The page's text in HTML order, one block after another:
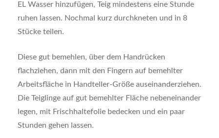
EL Wasser hinzufügen, Teig mindestens eine Stunde
ruhen lassen. Nochmal kurz durchkneten und in 8
Stücke teilen.
Diese gut bemehlen, über dem Handrücken
flachziehen, dann mit den Fingern auf bemehlter
Arbeitsfläche in Handteller-Größe auseinanderziehen.
Die Teiglinge auf gut bemehlter Fläche nebeneinander
legen, mit Frischhaltefolie bedecken und ein paar
Stunden gehen lassen.